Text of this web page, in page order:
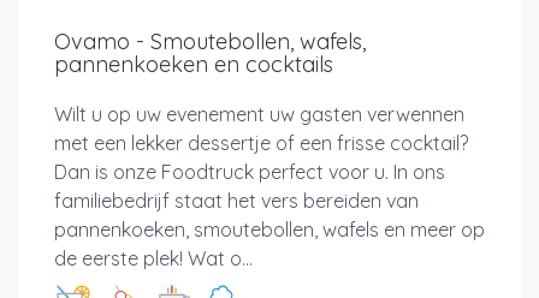
Ovamo - Smoutebollen, wafels,
pannenkoeken en cocktails
Wilt u op uw evenement uw gasten verwennen
met een lekker dessertje of een frisse cocktail?
Dan is onze Foodtruck perfect voor u. In ons
familiebedrijf staat het vers bereiden van
pannenkoeken, smoutebollen, wafels en meer op
de eerste plek! Wat o...